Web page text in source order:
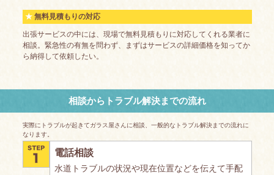
無料見積もりの対応
出張サービスの中には、現場で無料見積もりに対応してくれる業者に
相談。緊急性の有無を問わず、まずはサービスの詳細価格を知ってか
ら納得して依頼したい。
相談からトラブル解決までの流れ
実際にトラブルが起きてガラス屋さんに相談、一般的なトラブル解決までの流れに
なります。
電話相談
水道トラブルの状況や現在位置などを伝えて手配